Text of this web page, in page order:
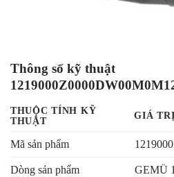
Thông số kỹ thuật
THUỘC TÍNH KỸ
THUẬT
GIÁ
Mã sản phẩm
Dòng sản phẩm GEMÜ